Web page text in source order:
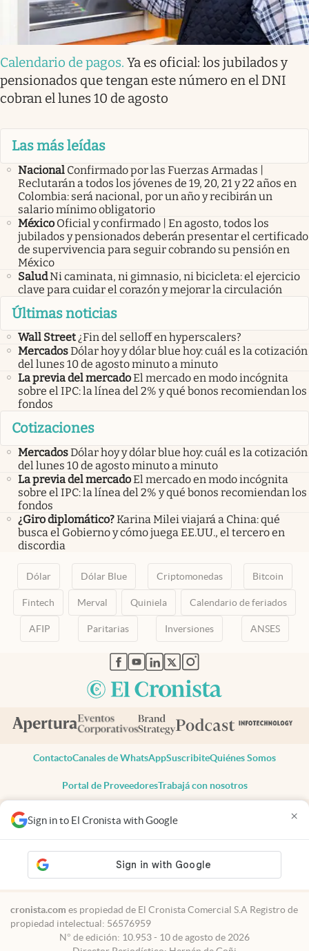
Sign in to El Cronista with Google ×
Calendario de pagos. Ya es oficial: los jubilados y
pensionados que tengan este número en el DNI
cobran el lunes 10 de agosto
Las más leídas
Nacional Confirmado por las Fuerzas Armadas |
Reclutarán a todos los jóvenes de 19, 20, 21 y 22 años en
Colombia: será nacional, por un año y recibirán un
salario mínimo obligatorio
México Oficial y confirmado | En agosto, todos los
jubilados y pensionados deberán presentar el certificado
de supervivencia para seguir cobrando su pensión en
México
SaludNi caminata, ni gimnasio, ni bicicleta: el ejercicio
clave para cuidar el corazón y mejorar la circulación
Últimas noticias
Wall Street¿Fin del selloff en hyperscalers?
MercadosDólar hoy y dólar blue hoy: cuál es la cotización
del lunes 10 de agosto minuto a minuto
La previa del mercadoEl mercado en modo incógnita
sobre el IPC: la línea del 2% y qué bonos recomiendan los
fondos
Cotizaciones
MercadosDólar hoy y dólar blue hoy: cuál es la cotización
del lunes 10 de agosto minuto a minuto
La previa del mercadoEl mercado en modo incógnita
sobre el IPC: la línea del 2% y qué bonos recomiendan los
fondos
¿Giro diplomático?Karina Milei viajará a China: qué
busca el Gobierno y cómo juega EE.UU., el tercero en
discordia
Dólar Dólar Blue Criptomonedas Bitcoin
Fintech Merval Quiniela Calendario de feriados
AFIP Paritarias Inversiones ANSES
abre en nueva pestaña
abre en nueva pestaña
abre en nueva pestaña
abre en nueva pestaña
abre en nueva pestaña
ContactoCanales de WhatsAppSuscribiteQuiénes Somos
Portal de ProveedoresTrabajá con nosotros
Todos los derechos reservados
Privacidad
Consentimiento
Tel:+54 11 7078-3270
cronista.com es propiedad de El Cronista Comercial S.A Registro de
propiedad intelectual: 56576959
N° de edición: 10.953 - 10 de agosto de 2026